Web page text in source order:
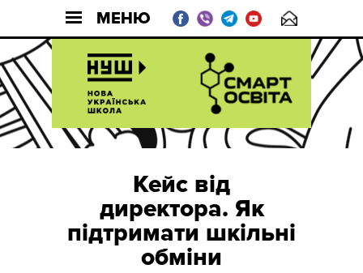
МЕНЮ
Кейс від
директора. Як
підтримати шкільні
обміни